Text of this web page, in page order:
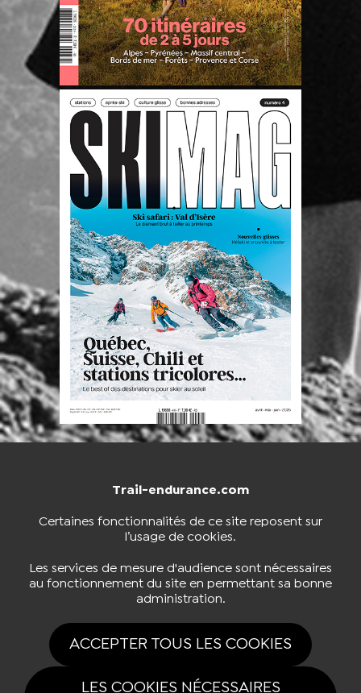
Trail-endurance.com
Certaines fonctionnalités de ce site reposent sur
l’usage de cookies.
Les services de mesure d'audience sont nécessaires
au fonctionnement du site en permettant sa bonne
administration.
ACCEPTER TOUS LES COOKIES
LES COOKIES NÉCESSAIRES
NOUS CONTACTER BOUTIQUE
NOUS SUIVRE